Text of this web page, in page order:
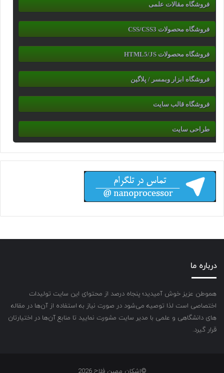
فروشگاه مقالات علمی
فروشگاه محصولات CSS/CSS3
فروشگاه محصولات HTML5/JS
فروشگاه ابزار وبمسر / پلاگین
فروشگاه قالب سایت
طراحی سایت
درباره ما
هموطن عزیز خوش آمیدید؛ پنجاه درصد از محتوای این سایت تولیدات
اختصاصی است لذا توصیه می‌شود در صورت نیاز به استفاده از آن‌ها در مقاله
های دانشگاهی و علمی با مدیر سایت مشورت نمایید تا منابع آن‌ها در اختیارتان
قرار گیرد.